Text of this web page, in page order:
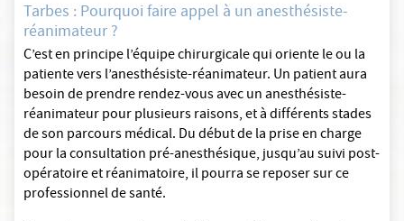
Tarbes : Pourquoi faire appel à un anesthésiste-
réanimateur ?
C’est en principe l’équipe chirurgicale qui oriente le ou la
patiente vers l’anesthésiste-réanimateur. Un patient aura
besoin de prendre rendez-vous avec un anesthésiste-
réanimateur pour plusieurs raisons, et à différents stades
de son parcours médical. Du début de la prise en charge
pour la consultation pré-anesthésique, jusqu’au suivi post-
opératoire et réanimatoire, il pourra se reposer sur ce
professionnel de santé.